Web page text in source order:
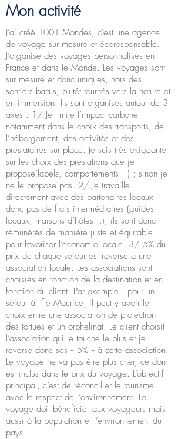
Mon activité
J’ai créé 1001 Mondes, c’est une agence
de voyage sur mesure et écoresponsable.
J’organise des voyages personnalisés en
France et dans le Monde. Les voyages sont
sur mesure et donc uniques, hors des
sentiers battus, plutôt tournés vers la nature et
en immersion. Ils sont organisés autour de 3
axes : 1/ Je limite l’impact carbone
notamment dans le choix des transports, de
l’hébergement, des activités et des
prestataires sur place. Je suis très exigeante
sur les choix des prestations que je
propose(labels, comportements…) ; sinon je
ne le propose pas. 2/ Je travaille
directement avec des partenaires locaux
donc pas de frais intermédiaires (guides
locaux, maisons d’hôtes...), ils sont donc
rémunérés de manière juste et équitable
pour favoriser l’économie locale. 3/ 5% du
prix de chaque séjour est reversé à une
association locale. Les associations sont
choisies en fonction de la destination et en
fonction du client. Par exemple : pour un
séjour à l’Île Maurice, il peut y avoir le
choix entre une association de protection
des tortues et un orphelinat. Le client choisit
l’association qui le touche le plus et je
reverse donc ses « 5% » à cette association.
Le voyage ne va pas être plus cher, ce don
est inclus dans le prix du voyage. L’objectif
principal, c’est de réconcilier le tourisme
avec le respect de l’environnement. Le
voyage doit bénéficier aux voyageurs mais
aussi à la population et l’environnement du
pays.